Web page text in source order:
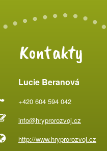
Kontakty
Lucie Beranová
+420 604 594 042
info@hryprorozvoj.cz
http://www.hryprorozvoj.cz